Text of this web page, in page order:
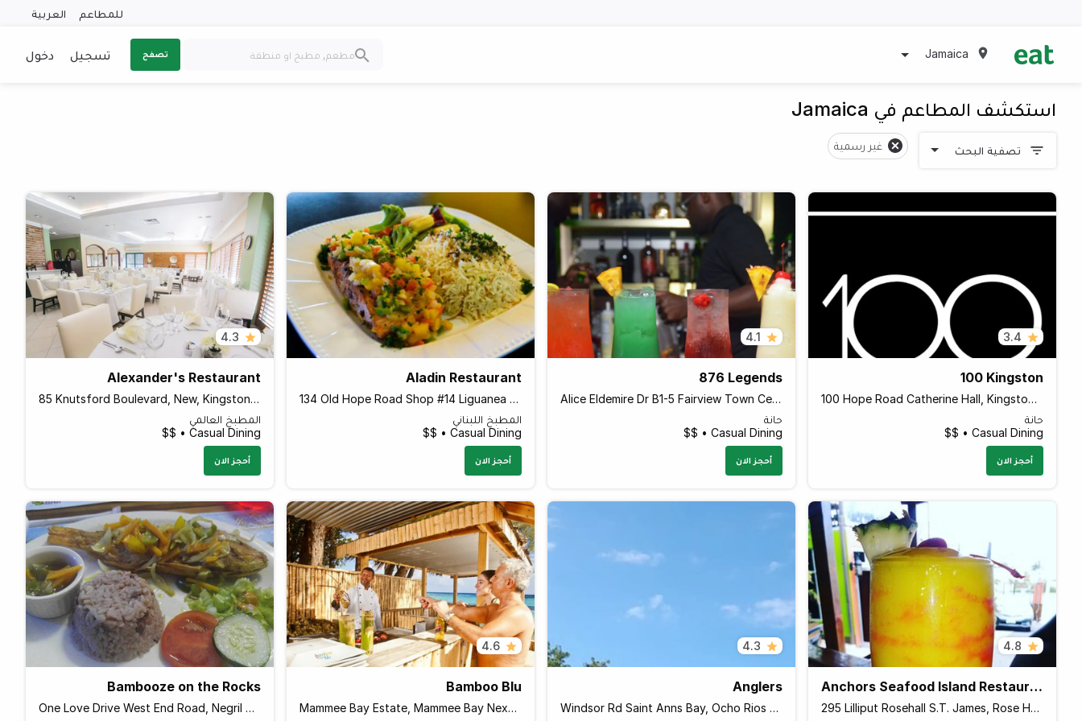
للمطاعم العربية
Jamaica تصفح تسجيل دخول
استكشف المطاعم في Jamaica
تصفية البحث غير رسمية
3.4
100 Kingston
100 Hope Road Catherine Hall, Kingston Jamaica
حانة
Casual Dining • $$
أحجز الان
4.1
876 Legends
Alice Eldemire Dr B1-5 Fairview Town Centre, Montego Bay Jamaica
حانة
Casual Dining • $$
أحجز الان
Aladin Restaurant
134 Old Hope Road Shop #14 Liguanea Plaza, Kingston Jamaica
المطبخ اللبناني
Casual Dining • $$
أحجز الان
4.3
Alexander's Restaurant
85 Knutsford Boulevard, New, Kingston 5 Jamaica
المطبخ العالمي
Casual Dining • $$
أحجز الان
4.8
Anchors Seafood Island Restaurant Bar & grill
295 Lilliput Rosehall S.T. James, Rose Hall, Montego Bay Jamaica
4.3
Anglers
Windsor Rd Saint Anns Bay, Ocho Rios Jamaica
4.6
Bamboo Blu
Mammee Bay Estate, Mammee Bay Next to Riu Hotel, Ocho Rios Jamaica
Bambooze on the Rocks
One Love Drive West End Road, Negril Jamaica